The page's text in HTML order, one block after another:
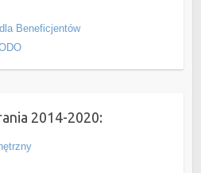
Beneficjentów
2014-2020: